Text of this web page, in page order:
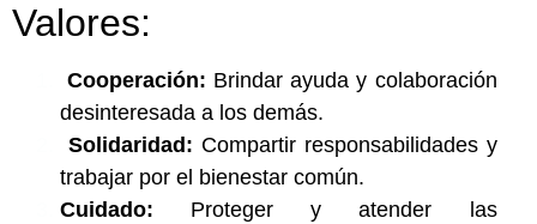
Valores:
Cooperación: Brindar ayuda y colaboración
desinteresada a los demás.
Solidaridad: Compartir responsabilidades y
trabajar por el bienestar común.
Cuidado: Proteger y atender las